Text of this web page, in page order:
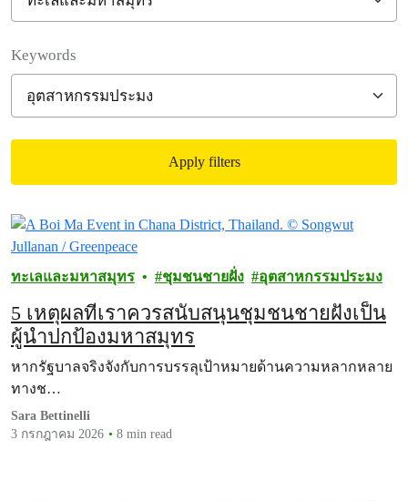
Keywords
Apply filters
Filtered results
ทะเลและมหาสมุทร ชุมชนชายฝั่ง อุตสาหกรรมประมง
5 เหตุผลที่เราควรสนับสนุนชุมชนชายฝั่งเป็น
ผู้นำปกป้องมหาสมุทร
หากรัฐบาลจริงจังกับการบรรลุเป้าหมายด้านความหลากหลาย
ทางช…
Sara Bettinelli
3 กรกฎาคม 2026
8 min read